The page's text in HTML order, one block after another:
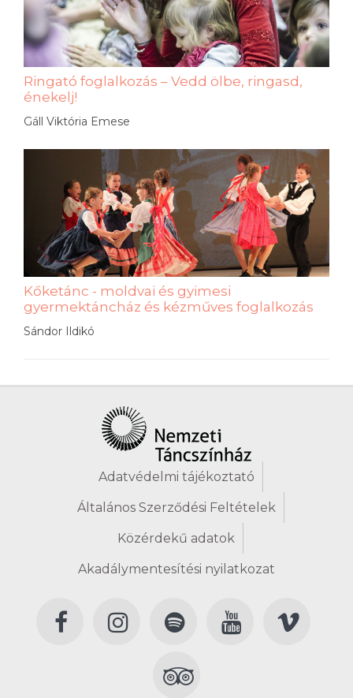
Ringató foglalkozás – Vedd ölbe, ringasd,
énekelj!
Gáll Viktória Emese
Kőketánc - moldvai és gyimesi
gyermektáncház és kézműves foglalkozás
Sándor Ildikó
Adatvédelmi tájékoztató
Általános Szerződési Feltételek
Közérdekű adatok
Akadálymentesítési nyilatkozat